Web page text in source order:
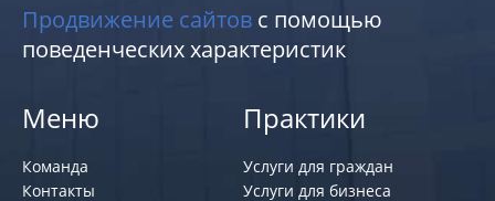
Продвижение сайтов с помощью
поведенческих характеристик
Меню
Команда
Контакты
Практики
Услуги для граждан
Услуги для бизнеса